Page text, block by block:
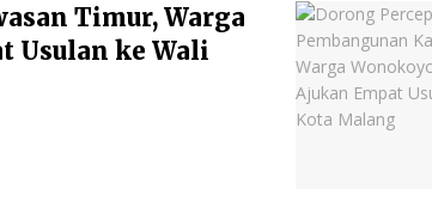
Timur, Warga
Usulan ke Wali